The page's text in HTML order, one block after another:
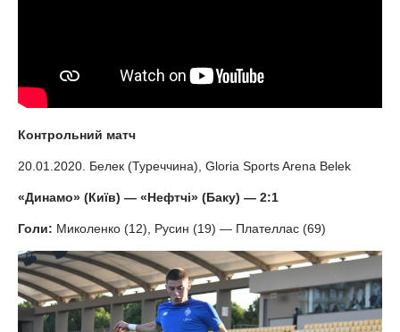
Контрольний матч
20.01.2020. Белек (Туреччина), Gloria Sports Arena Belek
«Динамо» (Київ) — «Нефтчі» (Баку) — 2:1
Голи: Миколенко (12), Русин (19) — Плателлас (69)